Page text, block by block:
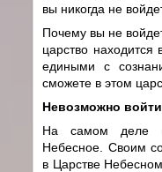
вы никогда не
Почему вы не
царство
едиными с
сможете в этом
Невозможно
На самом деле
Небесное. Своим
в Царстве